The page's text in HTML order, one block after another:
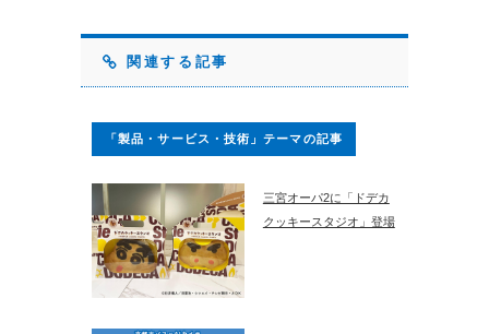
関連する記事
「製品・サービス・技術」テーマの記事
三宮オーパ2に「ドデカ
クッキースタジオ」登場